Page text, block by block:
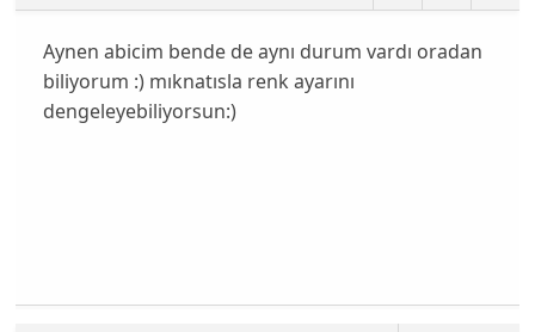
Aynen abicim bende de aynı durum vardı oradan
biliyorum :) mıknatısla renk ayarını
dengeleyebiliyorsun:)